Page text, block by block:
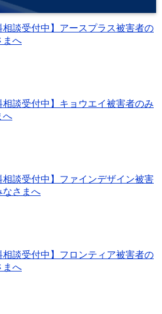
相談受付中】アースプラス被害者の
まへ
相談受付中】キョウエイ被害者のみ
へ
相談受付中】ファインデザイン被害
なさまへ
相談受付中】フロンティア被害者の
まへ